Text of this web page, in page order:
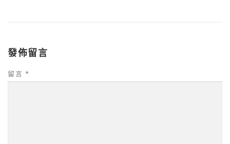
發佈留言
留言 *